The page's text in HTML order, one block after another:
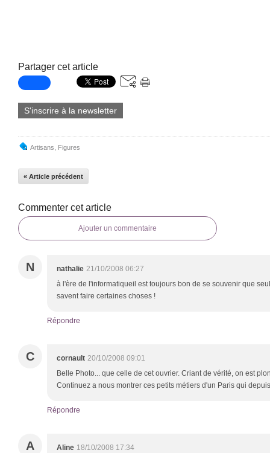
Partager cet article
S'inscrire à la newsletter
Artisans Figures
« Article précédent
Commenter cet article
Ajouter un commentaire
N nathalie 21/10/2008 06:27
à l'ère de l'informatiqueil est toujours bon de se souvenir que
savent faire certaines choses !
Répondre
C cornault 20/10/2008 09:01
Belle Photo... que celle de cet ouvrier. Criant de vérité, on est
Continuez a nous montrer ces petits métiers d'un Paris qui
Répondre
A Aline 18/10/2008 17:34